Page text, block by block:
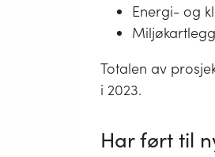
Energi- og
Totalen av
i 2023.
Har ført til